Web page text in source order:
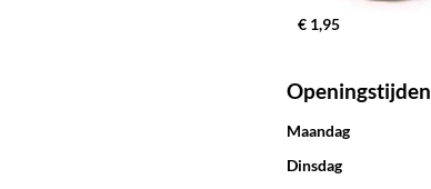
€ 1,95
Openingstijden
Maandag
Dinsdag